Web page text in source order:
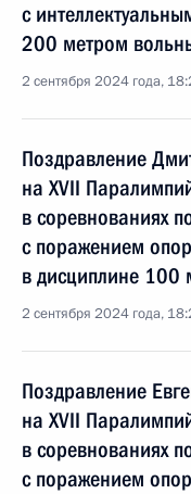
с
200 метром
2 сентября 2024 года,
Поздравление
на XVII
в соревнованиях
с поражением
в дисциплине 100
2 сентября 2024 года,
Поздравление
на XVII
в соревнованиях
с поражением